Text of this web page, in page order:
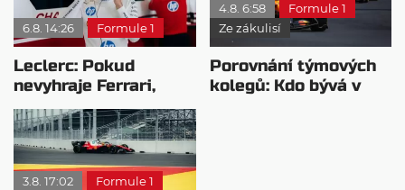
6.8. 14:26 Formule 1
Leclerc: Pokud
nevyhraje Ferrari,
přeji titul
Antonellimu
4.8. 6:58
Formule 1
Ze zákulisí
Porovnání týmových
kolegů: Kdo bývá v
3.8. 17:02 Formule 1